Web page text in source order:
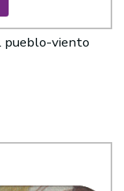
pueblo-viento